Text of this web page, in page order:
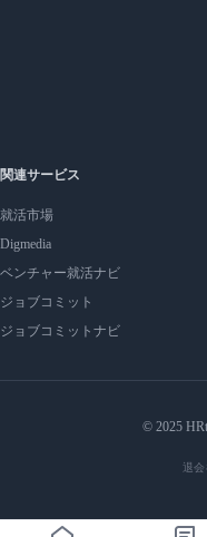
関連サービス
就活市場
Digmedia
ベンチャー就活ナビ
ジョブコミット
ジョブコミットナビ
© 2025
退会